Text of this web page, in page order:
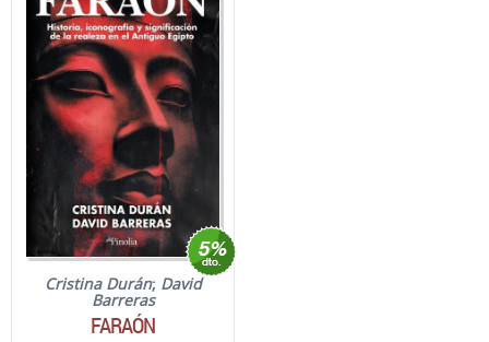
Cristina Durán; David
Barreras
FARAÓN